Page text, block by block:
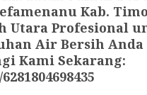
Kab.
Utara Profesional
Air Bersih Anda
Kami Sekarang: